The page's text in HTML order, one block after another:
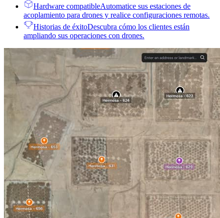
Hardware compatibleAutomatice sus estaciones de
acoplamiento para drones y realice configuraciones remotas.
Historias de éxitoDescubra cómo los clientes están
ampliando sus operaciones con drones.